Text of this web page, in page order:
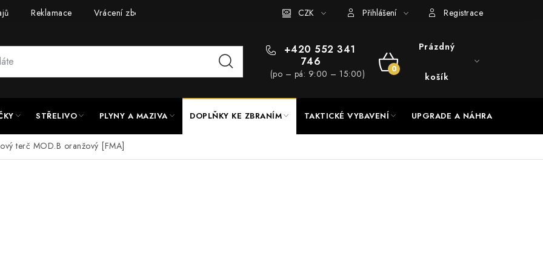
Reklamace Vrácení zboží UPGRADE a servis Hodnocení obchodu
CZK Přihlášení Registrace
+420 552 341
746
(po – pá: 9:00 – 15:00)
NÁKUPNÍ
Prázdný
košík
STŘELIVO PLYNY A MAZIVA DOPLŇKY KE ZBRANÍM TAKTICKÉ VYBAVENÍ UPGRADE A NÁHRADNÍ DÍLY
terč MOD.B oranžový [FMA]